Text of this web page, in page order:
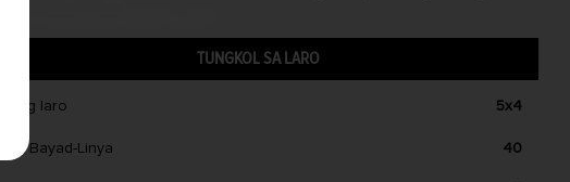
Burmese
TUNGKOL SA LARO
Uri ng laro 5x4
Mga Bayad-Linya 40